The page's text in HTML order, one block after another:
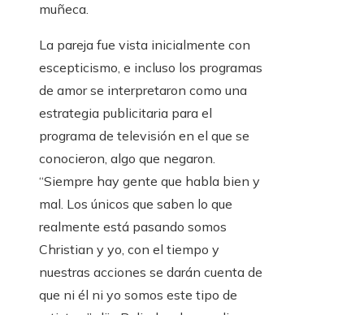
muñeca.
La pareja fue vista inicialmente con
escepticismo, e incluso los programas
de amor se interpretaron como una
estrategia publicitaria para el
programa de televisión en el que se
conocieron, algo que negaron.
“Siempre hay gente que habla bien y
mal. Los únicos que saben lo que
realmente está pasando somos
Christian y yo, con el tiempo y
nuestras acciones se darán cuenta de
que ni él ni yo somos este tipo de